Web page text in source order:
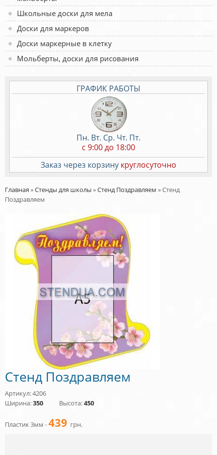
Школьные доски для мела
Доски для маркеров
Доски маркерные в клетку
Мольберты, доски для рисования
ГРАФИК РАБОТЫ
Пн. Вт. Ср. Чт. Пт.
c 9:00 до 18:00
Заказ через корзину круглосуточно
Главная »Стенды для школы »Стенд Поздравляем »Стенд
Поздравляем
Стенд Поздравляем
Артикул: 4206
Ширина:350 Высота:450
Пластик 3мм -439 грн.